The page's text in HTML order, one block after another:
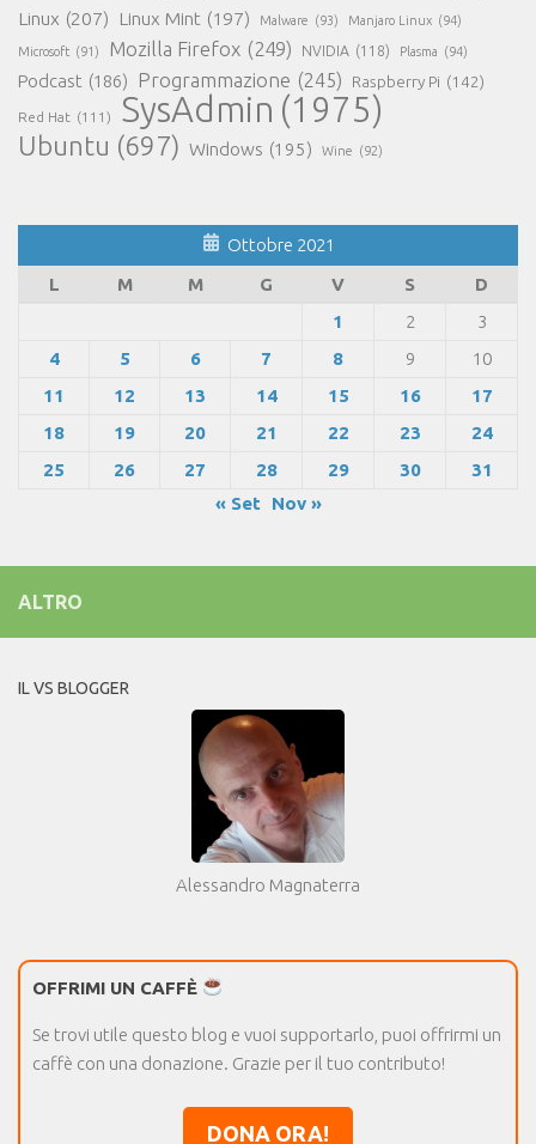
Linux (207) Linux Mint (197) Malware (93) Manjaro Linux (94)
Microsoft (91) Mozilla Firefox (249) NVIDIA (118) Plasma (94)
Podcast (186) Programmazione (245) Raspberry Pi (142)
Red Hat (111) SysAdmin (1975)
Ubuntu (697) Windows (195) Wine (92)
Ottobre 2021
L
M M G V S
D
1
2
3
4
5 6 7 8 9
10
11
12 13 14 15 16
17
18
19 20 21 22 23
24
25
26 27 28 29 30
31
« Set
Nov »
ALTRO
IL VS BLOGGER
Alessandro Magnaterra
OFFRIMI UN CAFFÈ
Se trovi utile questo blog e vuoi supportarlo, puoi offrirmi un
caffè con una donazione. Grazie per il tuo contributo!
DONA ORA!